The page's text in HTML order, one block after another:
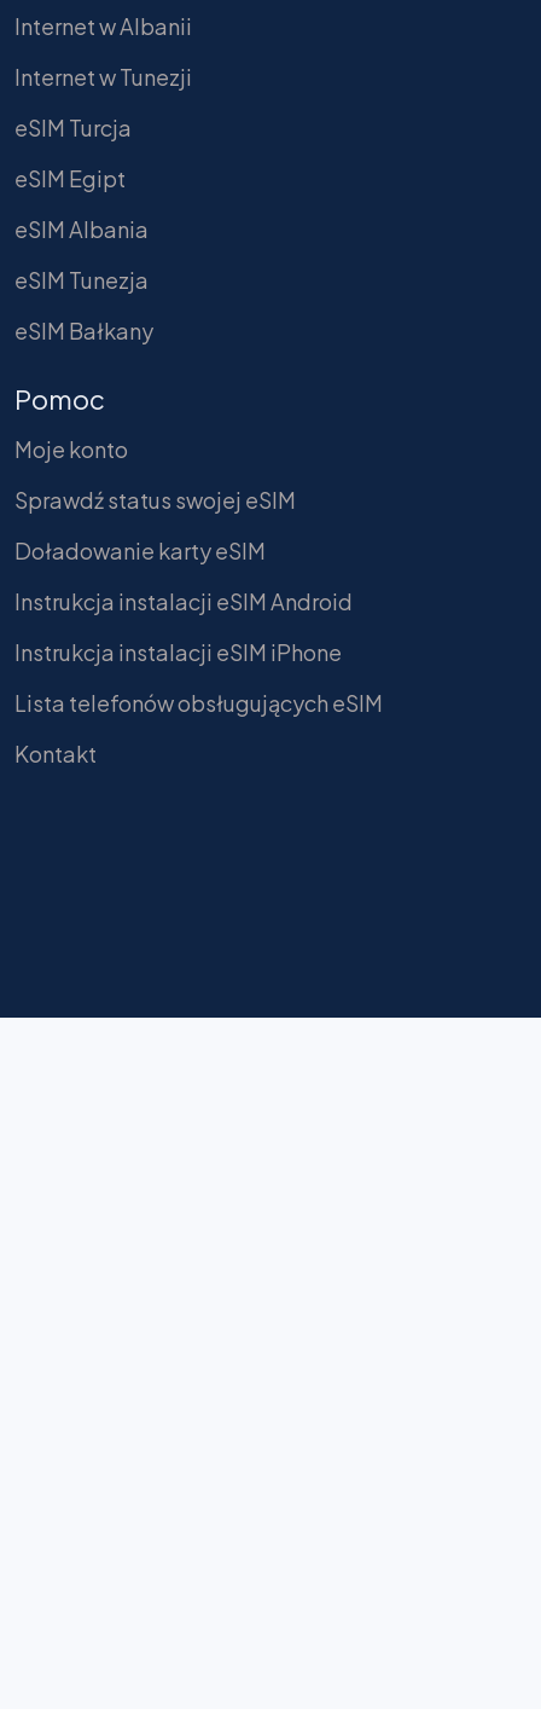
Internet w Albanii
Internet w Tunezji
eSIM Turcja
eSIM Egipt
eSIM Albania
eSIM Tunezja
eSIM Bałkany
Pomoc
Moje konto
Sprawdź status swojej eSIM
Doładowanie karty eSIM
Instrukcja instalacji eSIM Android
Instrukcja instalacji eSIM iPhone
Lista telefonów obsługujących eSIM
Kontakt